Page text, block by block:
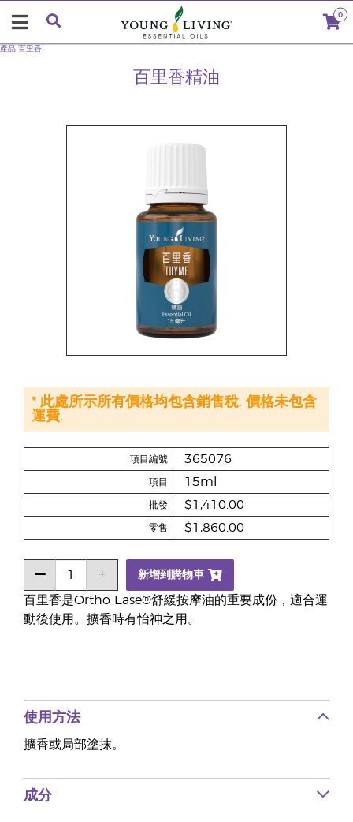
0
百里香精油
產品 百里香
百里香是Ortho Ease®舒緩按摩油的重要成份，適合運
動後使用。擴香時有怡神之用。
項目編號 365076
項目 15ml
批發 $1,410.00
零售 $1,860.00
新增到購物車
* 此處所示所有價格均包含銷售稅. 價格未包含
運費.
使用方法
擴香或局部塗抹。
成分